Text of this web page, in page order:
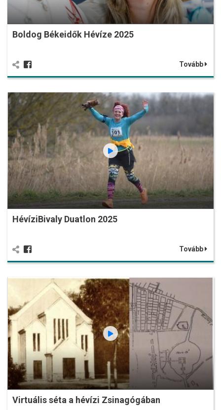
Boldog Békeidők Hévíze 2025
Tovább
HévíziBivaly Duatlon 2025
Tovább
Virtuális séta a hévízi Zsinagógában